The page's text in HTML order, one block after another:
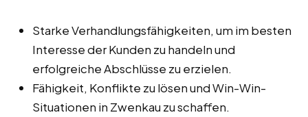
Starke Verhandlungsfähigkeiten, um im besten
Interesse der Kunden zu handeln und
erfolgreiche Abschlüsse zu erzielen.
Fähigkeit, Konflikte zu lösen und Win-Win-
Situationen in Zwenkau zu schaffen.